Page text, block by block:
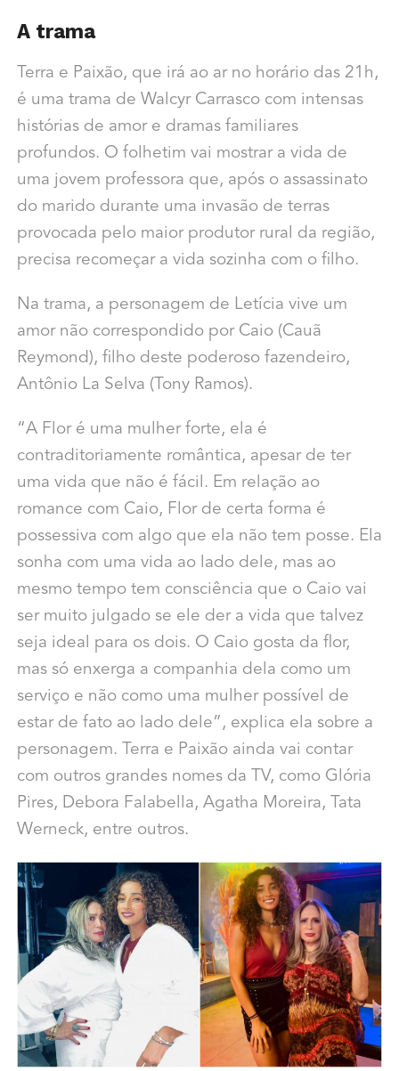
A trama
Terra e Paixão, que irá ao ar no horário das 21h,
é uma trama de Walcyr Carrasco com intensas
histórias de amor e dramas familiares
profundos. O folhetim vai mostrar a vida de
uma jovem professora que, após o assassinato
do marido durante uma invasão de terras
provocada pelo maior produtor rural da região,
precisa recomeçar a vida sozinha com o filho.
Na trama, a personagem de Letícia vive um
amor não correspondido por Caio (Cauã
Reymond), filho deste poderoso fazendeiro,
Antônio La Selva (Tony Ramos).
“A Flor é uma mulher forte, ela é
contraditoriamente romântica, apesar de ter
uma vida que não é fácil. Em relação ao
romance com Caio, Flor de certa forma é
possessiva com algo que ela não tem posse. Ela
sonha com uma vida ao lado dele, mas ao
mesmo tempo tem consciência que o Caio vai
ser muito julgado se ele der a vida que talvez
seja ideal para os dois. O Caio gosta da flor,
mas só enxerga a companhia dela como um
serviço e não como uma mulher possível de
estar de fato ao lado dele”, explica ela sobre a
personagem. Terra e Paixão ainda vai contar
com outros grandes nomes da TV, como Glória
Pires, Debora Falabella, Agatha Moreira, Tata
Werneck, entre outros.